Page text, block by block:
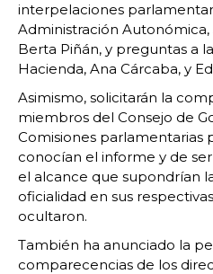
interpelaciones
Administración Autonómica,
Berta Piñán, y preguntas a
Hacienda, Ana Cárcaba, y
Asimismo, solicitarán la
miembros del Consejo de
Comisiones parlamentarias
conocían el informe y de
el alcance que supondrían
oficialidad en sus
ocultaron.
También ha anunciado la
comparecencias de los